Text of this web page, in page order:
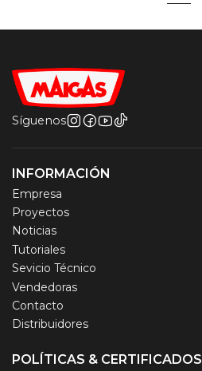
Síguenos
INFORMACIÓN
Empresa
Proyectos
Noticias
Tutoriales
Sevicio Técnico
Vendedoras
Contacto
Distribuidores
POLÍTICAS & CERTIFICADOS